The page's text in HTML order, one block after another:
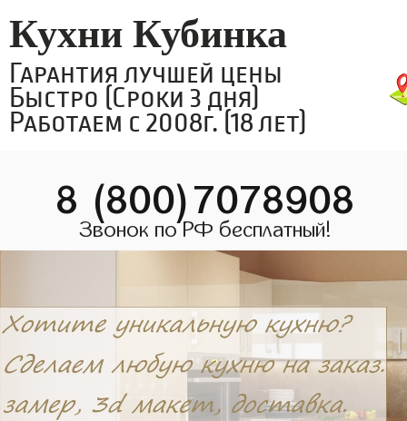
Кухни Кубинка
Гарантия лучшей цены
Быстро (Сроки 3 дня)
Работаем с 2008г. (18 лет)
8 (800)7078908
Звонок по РФ бесплатный!